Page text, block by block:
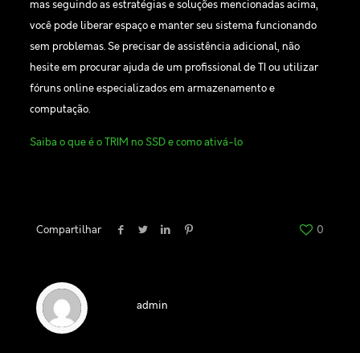
mas seguindo as estratégias e soluções mencionadas acima,
você pode liberar espaço e manter seu sistema funcionando
sem problemas. Se precisar de assistência adicional, não
hesite em procurar ajuda de um profissional de TI ou utilizar
fóruns online especializados em armazenamento e
computação.
Saiba o que é o TRIM no SSD e como ativá-lo
Compartilhar 0
admin